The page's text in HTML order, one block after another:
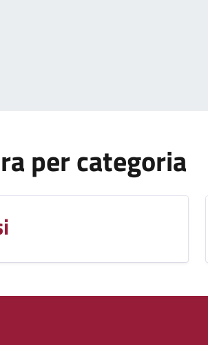
per categoria